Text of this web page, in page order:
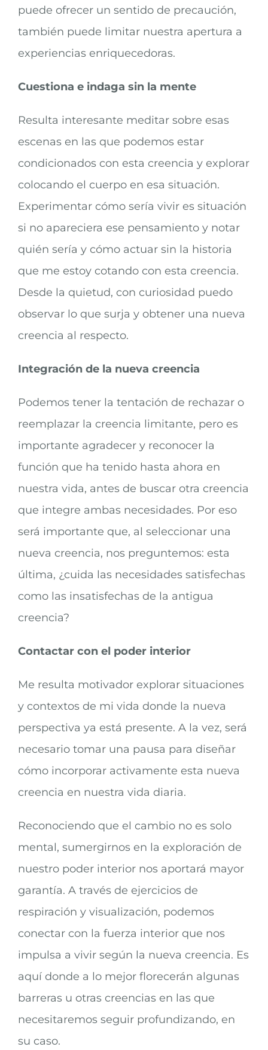
puede ofrecer un sentido de precaución,
también puede limitar nuestra apertura a
experiencias enriquecedoras.
Cuestiona e indaga sin la mente
Resulta interesante meditar sobre esas
escenas en las que podemos estar
condicionados con esta creencia y explorar
colocando el cuerpo en esa situación.
Experimentar cómo sería vivir es situación
si no apareciera ese pensamiento y notar
quién sería y cómo actuar sin la historia
que me estoy cotando con esta creencia.
Desde la quietud, con curiosidad puedo
observar lo que surja y obtener una nueva
creencia al respecto.
Integración de la nueva creencia
Podemos tener la tentación de rechazar o
reemplazar la creencia limitante, pero es
importante agradecer y reconocer la
función que ha tenido hasta ahora en
nuestra vida, antes de buscar otra creencia
que integre ambas necesidades. Por eso
será importante que, al seleccionar una
nueva creencia, nos preguntemos: esta
última, ¿cuida las necesidades satisfechas
como las insatisfechas de la antigua
creencia?
Contactar con el poder interior
Me resulta motivador explorar situaciones
y contextos de mi vida donde la nueva
perspectiva ya está presente. A la vez, será
necesario tomar una pausa para diseñar
cómo incorporar activamente esta nueva
creencia en nuestra vida diaria.
Reconociendo que el cambio no es solo
mental, sumergirnos en la exploración de
nuestro poder interior nos aportará mayor
garantía. A través de ejercicios de
respiración y visualización, podemos
conectar con la fuerza interior que nos
impulsa a vivir según la nueva creencia. Es
aquí donde a lo mejor florecerán algunas
barreras u otras creencias en las que
necesitaremos seguir profundizando, en
su caso.